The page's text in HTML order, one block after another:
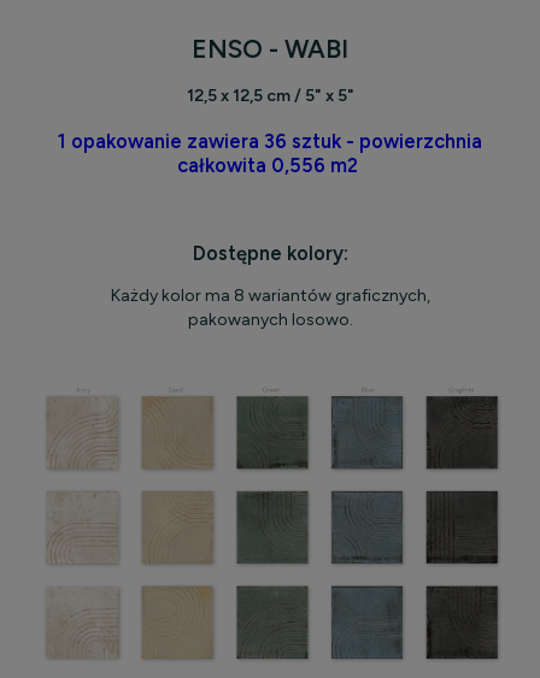
ENSO - WABI
12,5 x 12,5 cm / 5" x 5"
1 opakowanie zawiera 36 sztuk - powierzchnia
całkowita 0,556 m2
Dostępne kolory:
Każdy kolor ma 8 wariantów graficznych,
pakowanych losowo.